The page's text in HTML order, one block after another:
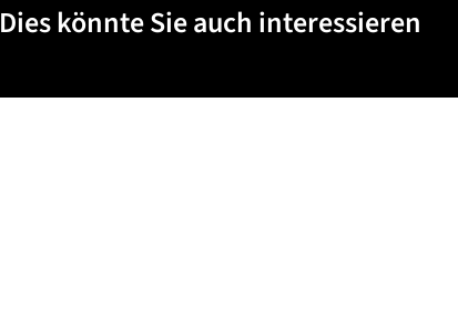
Dies könnte Sie auch interessieren